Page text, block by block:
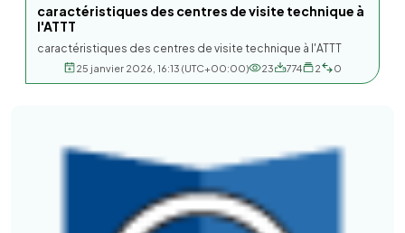
caractéristiques des centres de visite technique à
l'ATTT
caractéristiques des centres de visite technique à l'ATTT
25 janvier 2026, 16:13 (UTC+00:00) 23 774 2 0